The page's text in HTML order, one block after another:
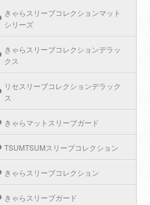
きゃらスリーブコレクションマット
シリーズ
きゃらスリーブコレクションデラッ
クス
リセスリーブコレクションデラック
ス
きゃらマットスリーブガード
TSUMTSUMスリーブコレクション
きゃらスリーブコレクション
きゃらスリーブガード